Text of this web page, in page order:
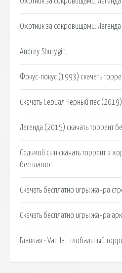
Охотник за сокровищами:
Andrey Shurygin.
Фокус-покус (1993) скачать
Скачать Сериал Черный пес (2019)
Легенда (2015) скачать торрент
Седьмой сын скачать торрент в
бесплатно.
Скачать бесплатно игры жанра
Скачать бесплатно игры жанра
Главная • Vanila - глобальный